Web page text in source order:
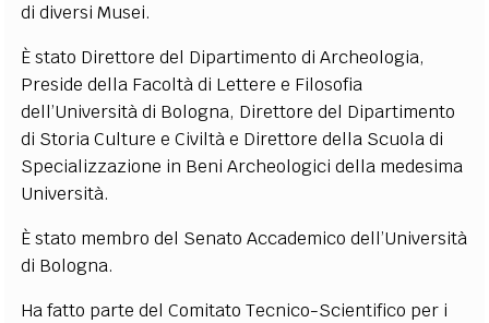
di diversi Musei.
È stato Direttore del Dipartimento di Archeologia,
Preside della Facoltà di Lettere e Filosofia
dell’Università di Bologna, Direttore del Dipartimento
di Storia Culture e Civiltà e Direttore della Scuola di
Specializzazione in Beni Archeologici della medesima
Università.
È stato membro del Senato Accademico dell’Università
di Bologna.
Ha fatto parte del Comitato Tecnico-Scientifico per i